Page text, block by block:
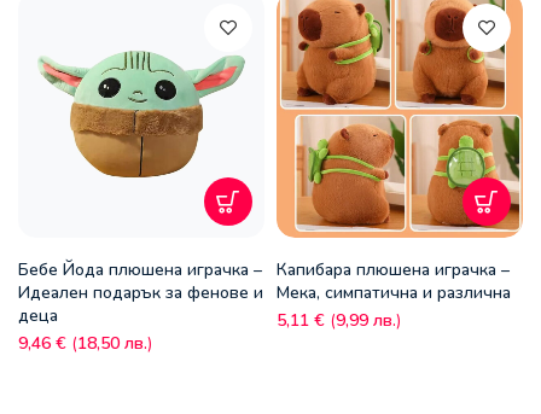
Бебе Йода плюшена играчка –
Идеален подарък за фенове и
деца
9,46 € (18,50 лв.)
Капибара плюшена играчка –
Мека, симпатична и различна
5,11 € (9,99 лв.)